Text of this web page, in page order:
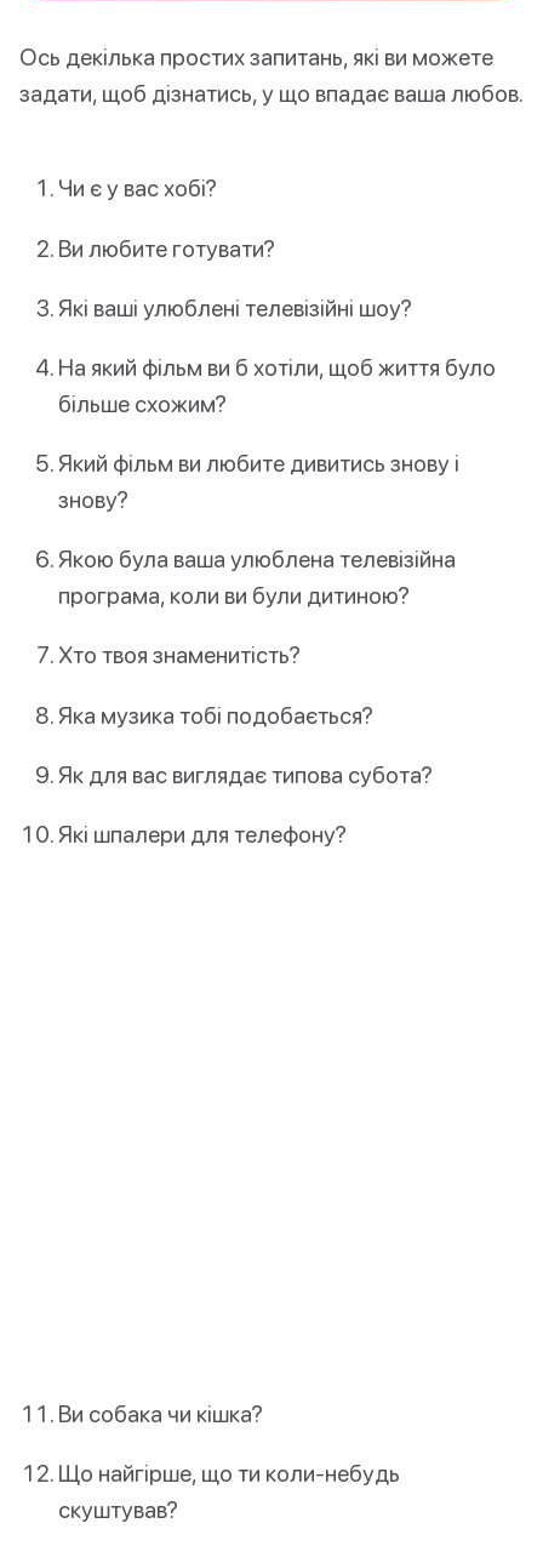
Ось декілька простих запитань, які ви можете
задати, щоб дізнатись, у що впадає ваша любов.
Чи є у вас хобі?
Ви любите готувати?
Які ваші улюблені телевізійні шоу?
На який фільм ви б хотіли, щоб життя було
більше схожим?
Який фільм ви любите дивитись знову і
знову?
Якою була ваша улюблена телевізійна
програма, коли ви були дитиною?
Хто твоя знаменитість?
Яка музика тобі подобається?
Як для вас виглядає типова субота?
Які шпалери для телефону?
Ви собака чи кішка?
Що найгірше, що ти коли-небудь
скуштував?